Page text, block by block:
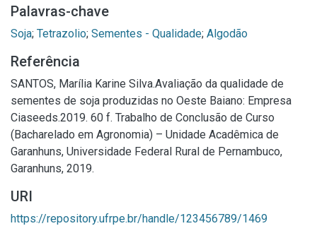
Palavras-chave
Soja; Tetrazolio; Sementes - Qualidade; Algodão
Referência
SANTOS, Marília Karine Silva.Avaliação da qualidade de
sementes de soja produzidas no Oeste Baiano: Empresa
Ciaseeds.2019. 60 f. Trabalho de Conclusão de Curso
(Bacharelado em Agronomia) – Unidade Acadêmica de
Garanhuns, Universidade Federal Rural de Pernambuco,
Garanhuns, 2019.
URI
https://repository.ufrpe.br/handle/123456789/1469